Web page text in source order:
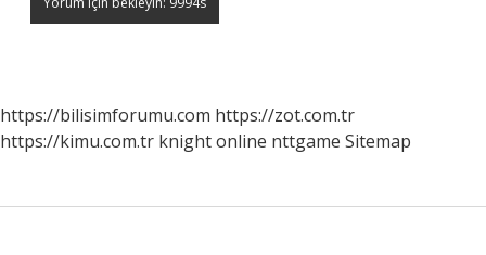
https://bilisimforumu.com https://zot.com.tr
https://kimu.com.tr knight online nttgame Sitemap